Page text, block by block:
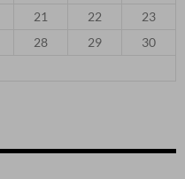
21 22
23
28 29
30